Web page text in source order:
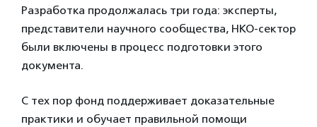
Разработка продолжалась три года: эксперты,
представители научного сообщества, НКО-сектор
были включены в процесс подготовки этого
документа.
С тех пор фонд поддерживает доказательные
практики и обучает правильной помощи